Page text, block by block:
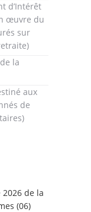
d’Intérêt
œuvre du
sur
la
aux
de
de la
(06)